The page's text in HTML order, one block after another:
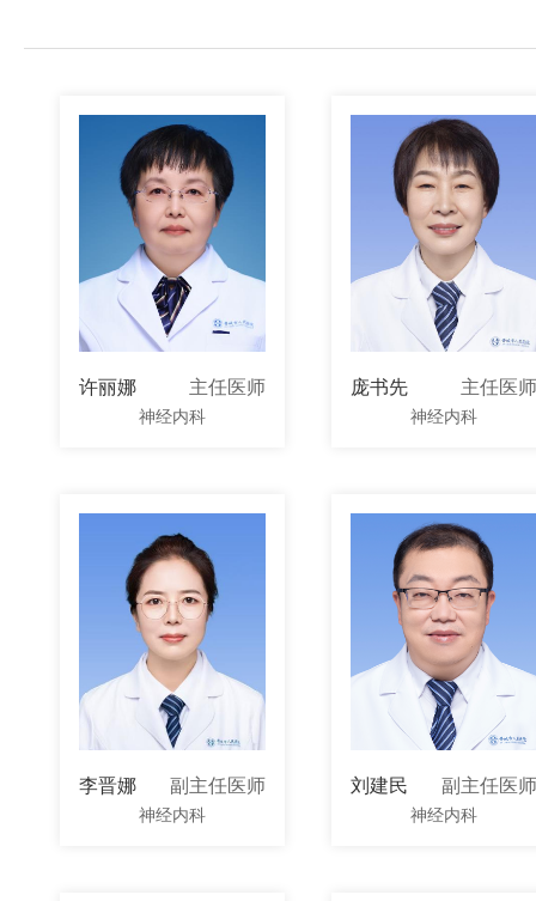
许丽娜 主任医师
神经内科
庞书先 主任医师
神经内科
李晋娜 副主任医师
神经内科
刘建民 副主任医师
神经内科